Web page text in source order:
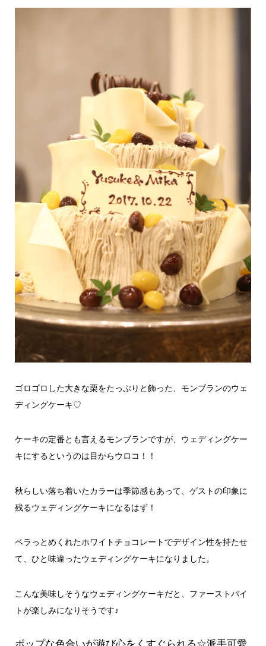
ゴロゴロした大きな栗をたっぷりと飾った、モンブランのウェ
ディングケーキ♡
ケーキの定番とも言えるモンブランですが、ウェディングケー
キにするというのは目からウロコ！！
秋らしい落ち着いたカラーは季節感もあって、ゲストの印象に
残るウェディングケーキになるはず！
ペラっとめくれたホワイトチョコレートでデザイン性を持たせ
て、ひと味違ったウェディングケーキになりました。
こんな美味しそうなウェディングケーキだと、ファーストバイ
トが楽しみになりそうです♪